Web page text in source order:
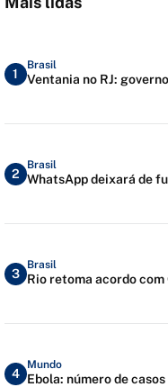
1
Brasil
Ventania no RJ:
2
Brasil
WhatsApp deixará de
3
Brasil
Rio retoma acordo
4
Mundo
Ebola: número de